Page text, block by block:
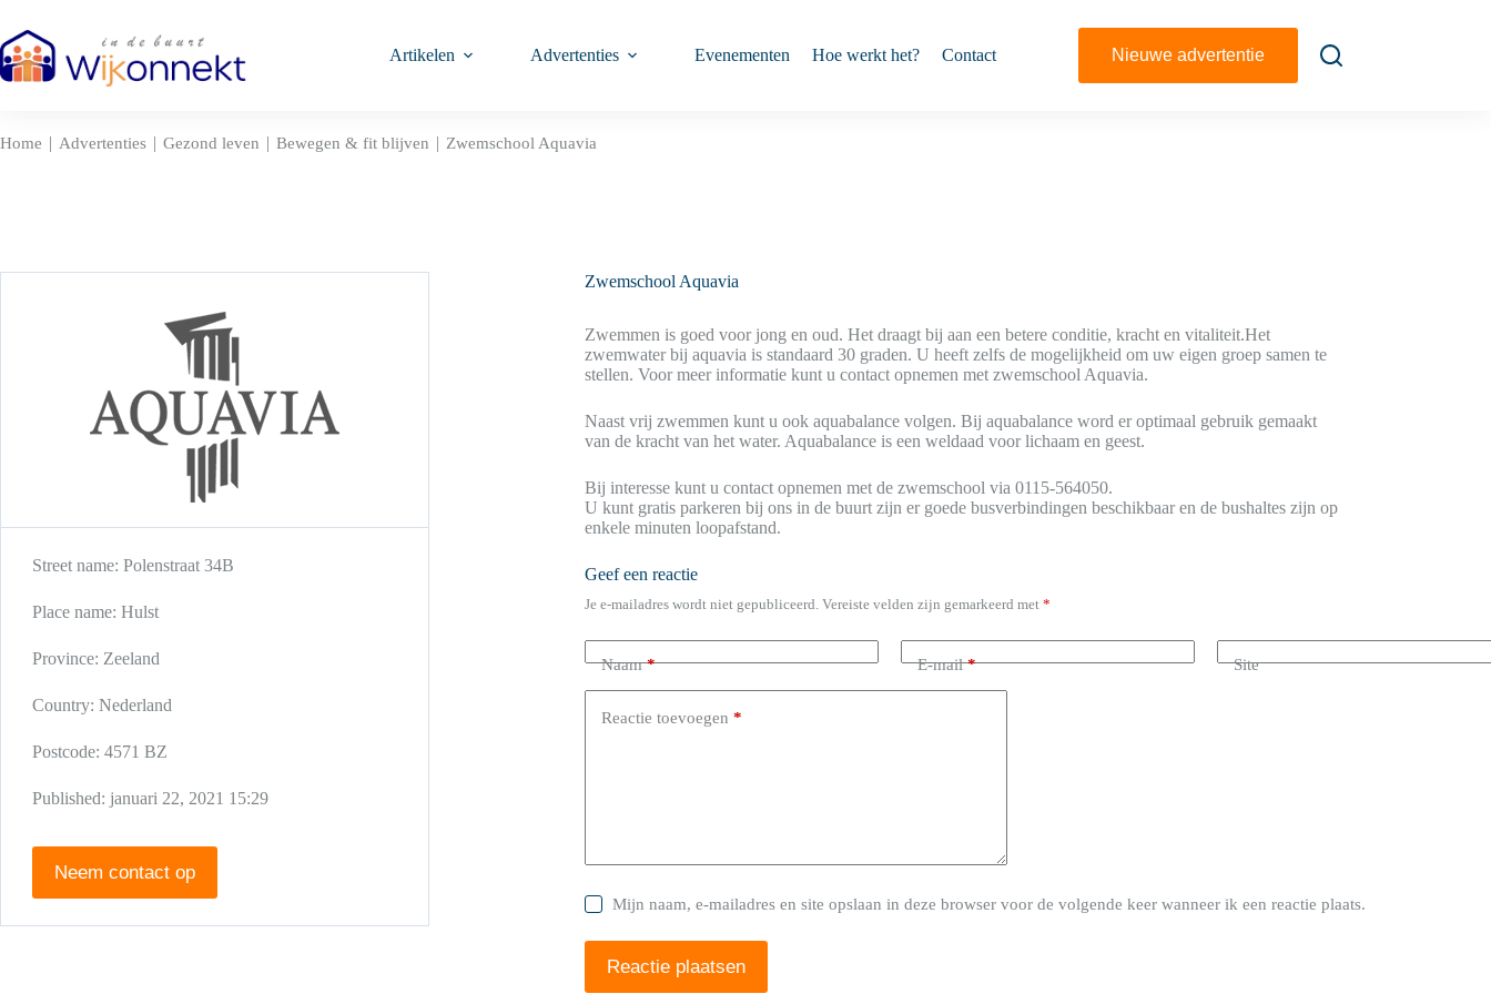
naar
de
inhoud
Artikelen Advertenties Evenementen Hoe werkt het? Contact Nieuwe advertentie
Home | Advertenties | Gezond leven | Bewegen & fit blijven | Zwemschool Aquavia
Zwemschool Aquavia
Zwemmen is goed voor jong en oud. Het draagt bij aan een betere conditie, kracht en vitaliteit.Het
zwemwater bij aquavia is standaard 30 graden. U heeft zelfs de mogelijkheid om uw eigen groep samen te
stellen. Voor meer informatie kunt u contact opnemen met zwemschool Aquavia.
Naast vrij zwemmen kunt u ook aquabalance volgen. Bij aquabalance word er optimaal gebruik gemaakt
van de kracht van het water. Aquabalance is een weldaad voor lichaam en geest.
Bij interesse kunt u contact opnemen met de zwemschool via 0115-564050.
U kunt gratis parkeren bij ons in de buurt zijn er goede busverbindingen beschikbaar en de bushaltes zijn op
enkele minuten loopafstand.
Geef een reactie
Je e-mailadres wordt niet gepubliceerd. Vereiste velden zijn gemarkeerd met*
Naam* E-mail* Site
Reactie toevoegen *
Mijn naam, e-mailadres en site opslaan in deze browser voor de volgende keer wanneer ik een reactie plaats.
Reactie plaatsen
Street name: Polenstraat 34B
Place name: Hulst
Province: Zeeland
Country: Nederland
Postcode: 4571 BZ
Published: januari 22, 2021 15:29
Neem contact op